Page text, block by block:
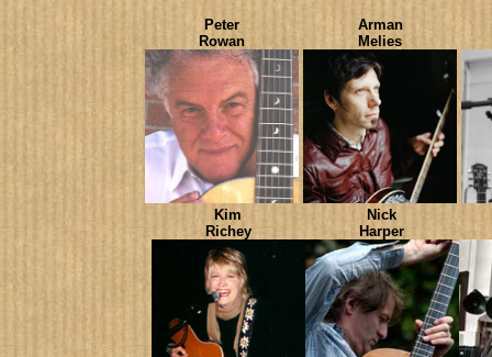
Peter
Rowan
Arman
Melies
Kim
Richey
Nick
Harper